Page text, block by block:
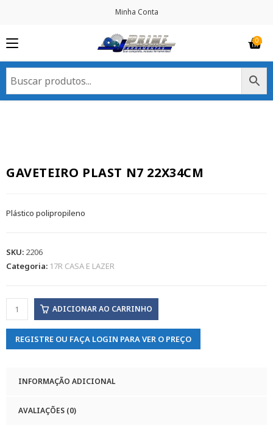
Minha Conta
GAVETEIRO PLAST N7 22X34CM
Plástico polipropileno
SKU: 2206
Categoria: 17R CASA E LAZER
ADICIONAR AO CARRINHO
REGISTRE OU FAÇA LOGIN PARA VER O PREÇO
INFORMAÇÃO ADICIONAL
AVALIAÇÕES (0)